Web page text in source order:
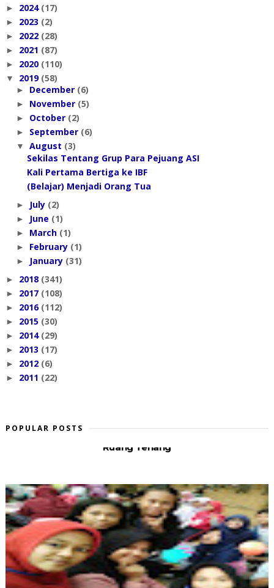
► 2024 (17)
► 2023 (2)
► 2022 (28)
► 2021 (87)
► 2020 (110)
▼ 2019 (58)
► December (6)
► November (5)
► October (2)
► September (6)
▼ August (3)
Sekilas Tentang Grup Para Pejuang ASI
Kali Pertama Bertiga ke IBF
(Belajar) Menjadi Orang Tua
► July (2)
► June (1)
► March (1)
► February (1)
► January (31)
► 2018 (341)
► 2017 (108)
► 2016 (112)
► 2015 (30)
► 2014 (29)
► 2013 (17)
► 2012 (6)
► 2011 (22)
POPULAR POSTS
Ruang Tenang